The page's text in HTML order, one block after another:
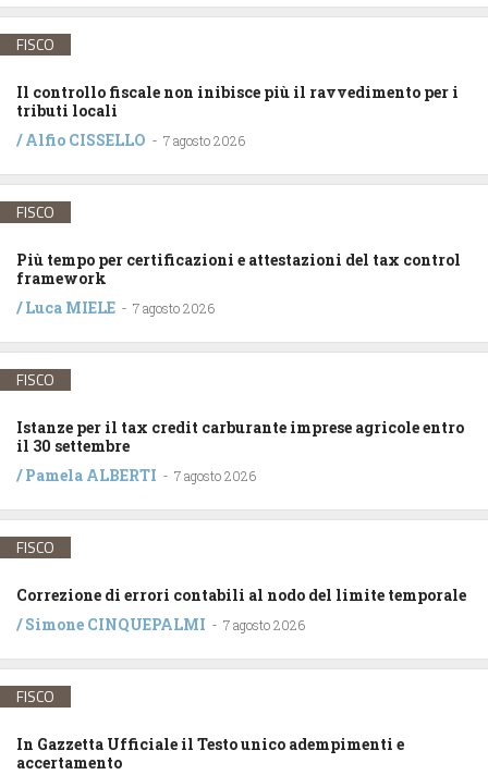
FISCO
Il controllo fiscale non inibisce più il ravvedimento per i
tributi locali
/Alfio CISSELLO - 7 agosto 2026
FISCO
Più tempo per certificazioni e attestazioni del tax control
framework
/Luca MIELE - 7 agosto 2026
FISCO
Istanze per il tax credit carburante imprese agricole entro
il 30 settembre
/Pamela ALBERTI - 7 agosto 2026
FISCO
Correzione di errori contabili al nodo del limite temporale
/Simone CINQUEPALMI - 7 agosto 2026
FISCO
In Gazzetta Ufficiale il Testo unico adempimenti e
accertamento